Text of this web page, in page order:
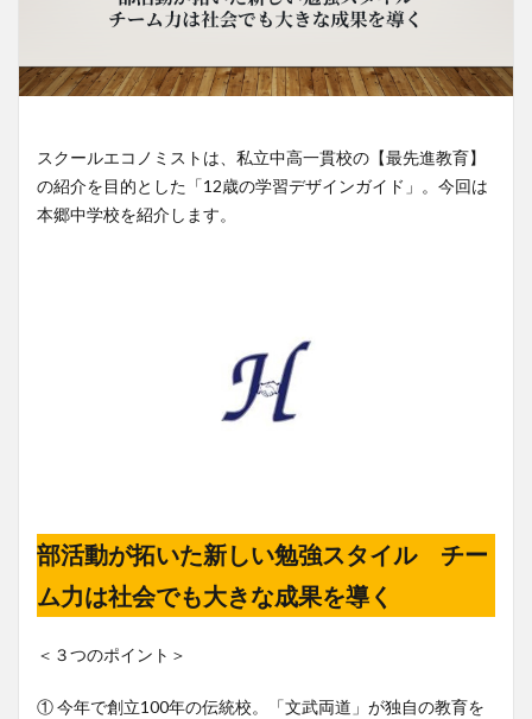
スクールエコノミストは、私立中高一貫校の【最先進教育】
の紹介を目的とした「12歳の学習デザインガイド」。今回は
本郷中学校を紹介します。
部活動が拓いた新しい勉強スタイル チー
ム力は社会でも大きな成果を導く
＜３つのポイント＞
① 今年で創立100年の伝統校。「文武両道」が独自の教育を